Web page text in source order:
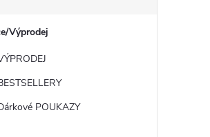
Výprodej
POUKAZY